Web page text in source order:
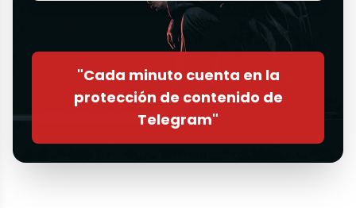
"Cada minuto cuenta en la
protección de contenido de
Telegram"